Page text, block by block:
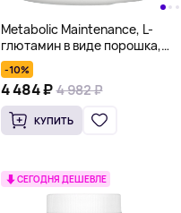
Metabolic Maintenance, L-
глютамин в виде порошка,
0,5 кг (1,1 фунта)
-10%
4 484 ₽ 4 982 ₽
КУПИТЬ
СЕГОДНЯ ДЕШЕВЛЕ